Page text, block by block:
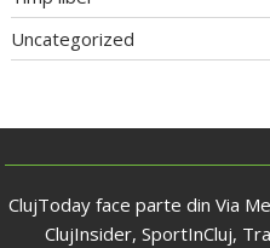
Uncategorized
ClujToday face parte din Via
ClujInsider, SportInCluj,